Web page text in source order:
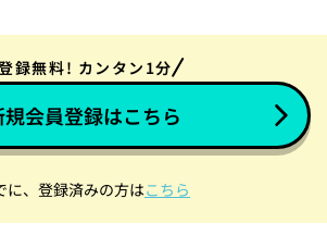
録無料! カンタン1分
規会員登録はこちら
に、登録済みの方はこちら